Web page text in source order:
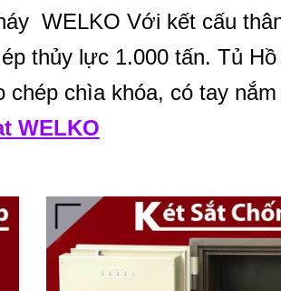
WELKO Với kết cấu
thủy lực 1.000 tấn. Tủ
chìa khóa, có tay
WELKO